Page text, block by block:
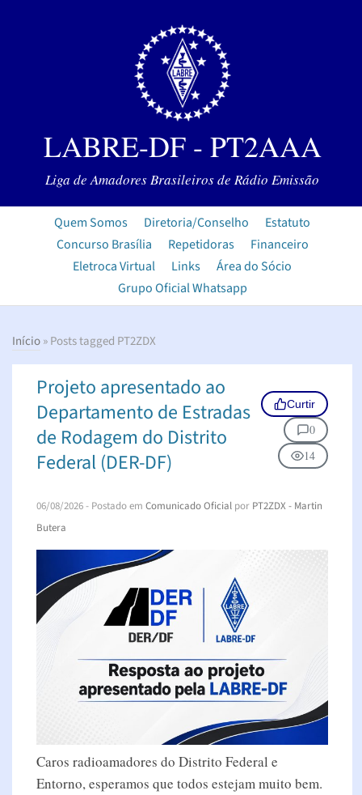
LABRE-DF - PT2AAA
Liga de Amadores Brasileiros de Rádio Emissão
Quem Somos Diretoria/Conselho
Estatuto
Concurso Brasília
Repetidoras
Financeiro
Eletroca Virtual
Links
Área do Sócio
Grupo Oficial Whatsapp
Início» Posts tagged PT2ZDX
Projeto apresentado ao
Departamento de Estradas
de Rodagem do Distrito
Federal (DER-DF)
Curtir
0
14
06/08/2026- Postado em Comunicado Oficial por PT2ZDX - Martin
Butera
Caros radioamadores do Distrito Federal e
Entorno, esperamos que todos estejam muito bem.